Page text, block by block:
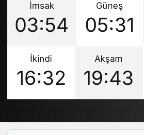
İmsak
03:54
Güneş
05:31
İkindi
16:32
Akşam
19:43